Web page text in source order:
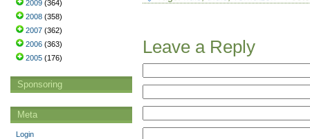
Leave a Reply
2009 (364)
2008 (358)
2007 (362)
2006 (363)
2005 (176)
Sponsoring
Meta
Login